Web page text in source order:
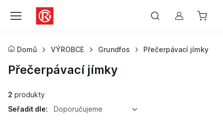
Můj účet
Domů VÝROBCE Grundfos Přečerpávací jímky
Přečerpávací jímky
2 produkty
Seřadit dle:
Doporučujeme